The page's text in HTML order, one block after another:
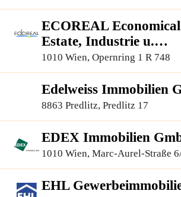
ECOREAL
Estate, Industrie u.
Immobilienvermittlung
1010 Wien, Opernring 1 R 748
Edelweiss Immobilien
8863 Predlitz, Predlitz 17
EDEX Immobilien
1010 Wien, Marc-Aurel-Straße
EHL